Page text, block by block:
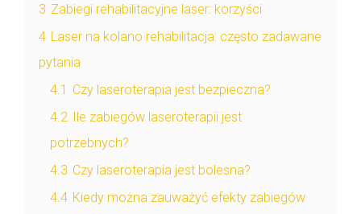
3 Zabiegi rehabilitacyjne laser: korzyści
4 Laser na kolano rehabilitacja: często zadawane
pytania
4.1 Czy laseroterapia jest bezpieczna?
4.2 Ile zabiegów laseroterapii jest
potrzebnych?
4.3 Czy laseroterapia jest bolesna?
4.4 Kiedy można zauważyć efekty zabiegów